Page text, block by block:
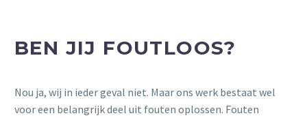
BEN JIJ FOUTLOOS?
Nou ja, wij in ieder geval niet. Maar ons werk bestaat wel
voor een belangrijk deel uit fouten oplossen. Fouten